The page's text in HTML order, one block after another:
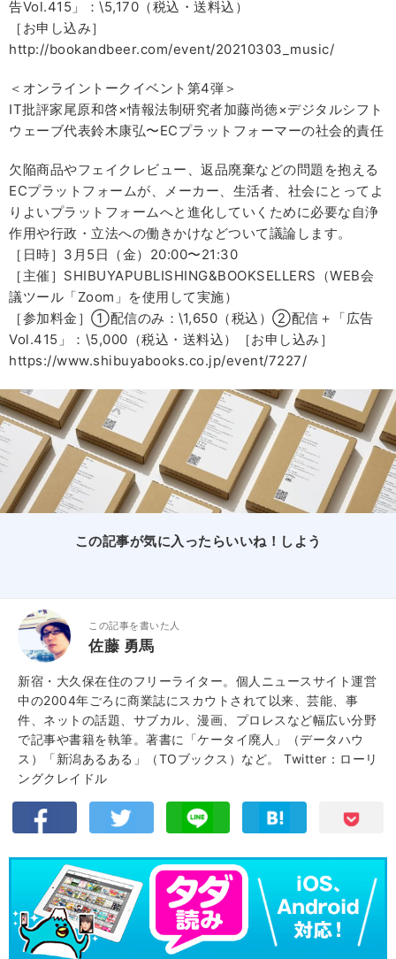
告Vol.415」：\5,170（税込・送料込）
［お申し込み］
http://bookandbeer.com/event/20210303_music/
＜オンライントークイベント第4弾＞
IT批評家尾原和啓×情報法制研究者加藤尚徳×デジタルシフト
ウェーブ代表鈴木康弘〜ECプラットフォーマーの社会的責任
欠陥商品やフェイクレビュー、返品廃棄などの問題を抱える
ECプラットフォームが、メーカー、生活者、社会にとってよ
りよいプラットフォームへと進化していくために必要な自浄
作用や行政・立法への働きかけなどついて議論します。
［日時］3月5日（金）20:00〜21:30
［主催］SHIBUYAPUBLISHING&BOOKSELLERS（WEB会
議ツール「Zoom」を使用して実施）
［参加料金］①配信のみ：\1,650（税込）②配信＋「広告
Vol.415」：\5,000（税込・送料込）［お申し込み］
https://www.shibuyabooks.co.jp/event/7227/
この記事が気に入ったらいいね！しよう
この記事を書いた人
佐藤 勇馬
新宿・大久保在住のフリーライター。個人ニュースサイト運営
中の2004年ごろに商業誌にスカウトされて以来、芸能、事
件、ネットの話題、サブカル、漫画、プロレスなど幅広い分野
で記事や書籍を執筆。著書に「ケータイ廃人」（データハウ
ス）「新潟あるある」（TOブックス）など。 Twitter：ローリ
ングクレイドル